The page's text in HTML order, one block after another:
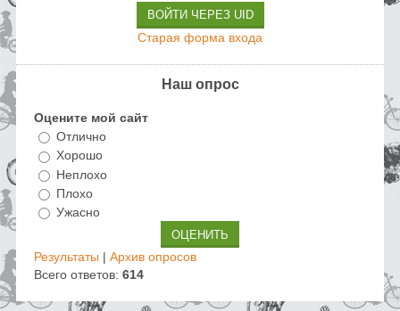
ВОЙТИ ЧЕРЕЗ UID
Старая форма входа
Наш опрос
Оцените мой сайт
Отлично
Хорошо
Неплохо
Плохо
Ужасно
Результаты | Архив опросов
Всего ответов: 614